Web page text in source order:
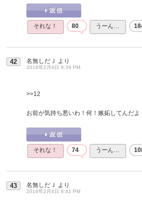
それな！ 80 うーん…
42 名無しだＪ より
2016年2月4日 8:39 PM
>>12
お前が気持ち悪いわ！何！嫉妬してんだよ
それな！ 74 うーん…
43 名無しだＪ より
2016年2月4日 8:41 PM